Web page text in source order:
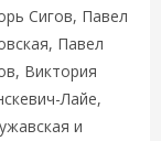
Сигов, Павел
Павел
Виктория
Лайе,
и